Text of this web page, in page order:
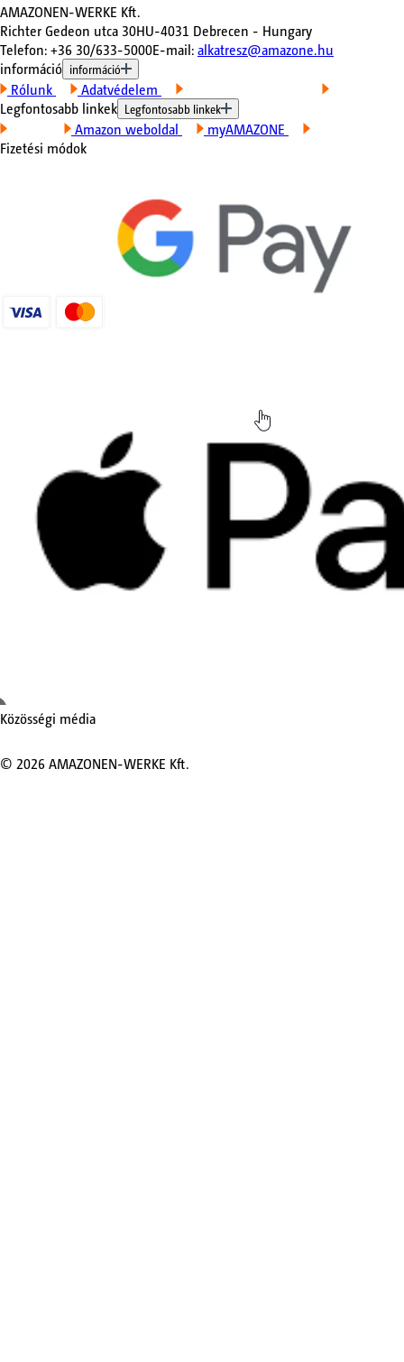
AMAZONEN-WERKE Kft.
Richter Gedeon utca 30HU-4031 Debrecen - Hungary
Telefon:+36 30/633-5000E-mail:alkatresz@amazone.hu
információ információ
Rólunk Adatvédelem
Legfontosabb linkek Legfontosabb linkek
Amazon weboldal myAMAZONE
Fizetési módok
Közösségi média
© 2026AMAZONEN-WERKE Kft.